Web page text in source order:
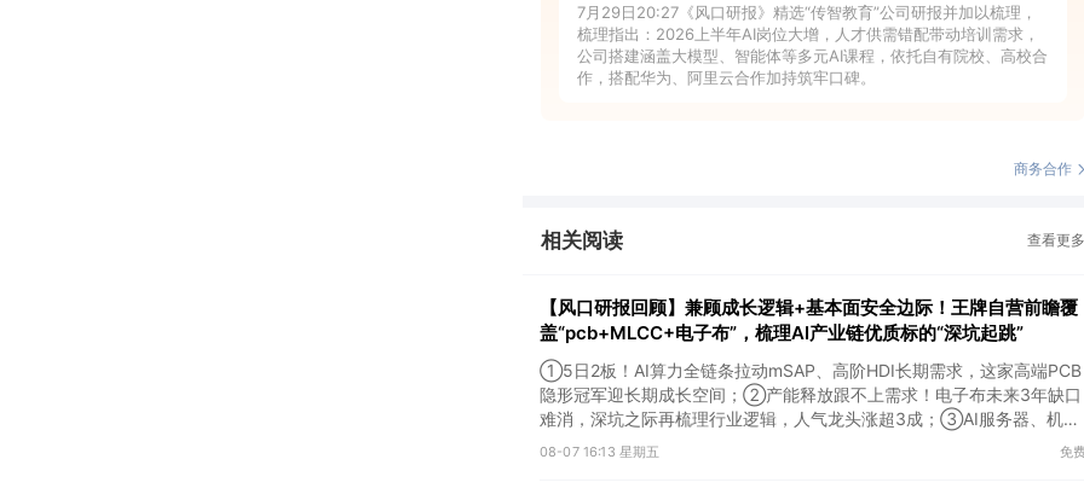
7月29日20:27《风口研报》精选“传智教育”公司研报并加以梳理，
梳理指出：2026上半年AI岗位大增，人才供需错配带动培训需求，
公司搭建涵盖大模型、智能体等多元AI课程，依托自有院校、高校合
作，搭配华为、阿里云合作加持筑牢口碑。
商务合作
相关阅读 查看更多
【风口研报回顾】兼顾成长逻辑+基本面安全边际！王牌自营前瞻覆
盖“pcb+MLCC+电子布”，梳理AI产业链优质标的“深坑起跳”
①5日2板！AI算力全链条拉动mSAP、高阶HDI长期需求，这家高端PCB
隐形冠军迎长期成长空间；②产能释放跟不上需求！电子布未来3年缺口
难消，深坑之际再梳理行业逻辑，人气龙头涨超3成；③AI服务器、机器
人带动MLCC景气周期持续！这家公司扩产、涨价预期暂未被市场定价，
08-07 16:13 星期五 免